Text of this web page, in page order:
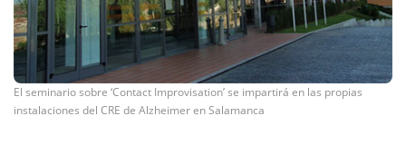
El seminario sobre ‘Contact Improvisation’ se impartirá en las propias
instalaciones del CRE de Alzheimer en Salamanca